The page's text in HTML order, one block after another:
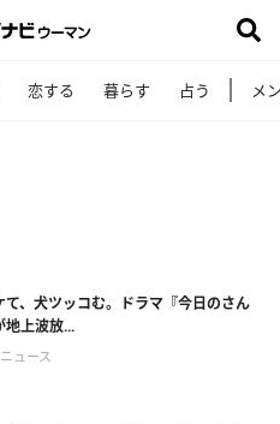
恋する 暮らす 占う メ
て、犬ツッコむ。ドラマ『今日のさん
地上波放...
ュース